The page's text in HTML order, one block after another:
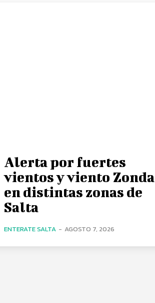
Alerta por fuertes
vientos y viento Zonda
en distintas zonas de
Salta
ENTERATE SALTA - AGOSTO 7, 2026